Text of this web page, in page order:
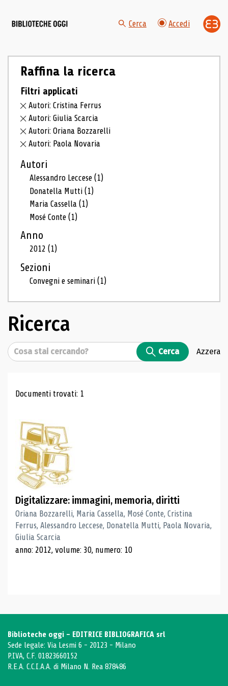
Cerca Accedi
Raffina la ricerca
Filtri applicati
Autori: Cristina Ferrus
Autori: Giulia Scarcia
Autori: Oriana Bozzarelli
Autori: Paola Novaria
Autori
Alessandro Leccese(1)
Donatella Mutti(1)
Maria Cassella(1)
Mosé Conte(1)
Anno
2012(1)
Sezioni
Convegni e seminari(1)
Ricerca
Cerca Cerca Azzera
Risultati di ricerca
Documenti trovati: 1
Digitalizzare: immagini, memoria, diritti
Oriana Bozzarelli, Maria Cassella, Mosé Conte, Cristina
Ferrus, Alessandro Leccese, Donatella Mutti, Paola Novaria,
Giulia Scarcia
anno: 2012, volume: 30, numero: 10
Biblioteche oggi - EDITRICE BIBLIOGRAFICA srl
Sede legale: Via Lesmi 6 - 20123 - Milano
P.IVA, C.F. 01823660152
R.E.A. C.C.I.A.A. di Milano N. Rea 878486